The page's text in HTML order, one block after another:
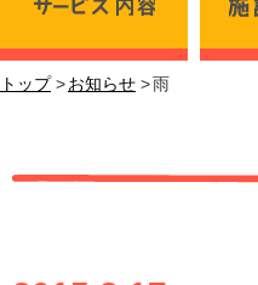
トップ お知らせ 雨